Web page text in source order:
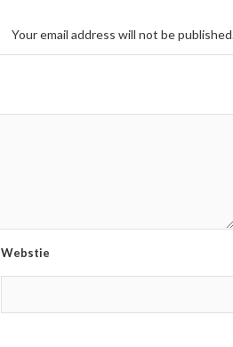
Your email address will not be
Webstie